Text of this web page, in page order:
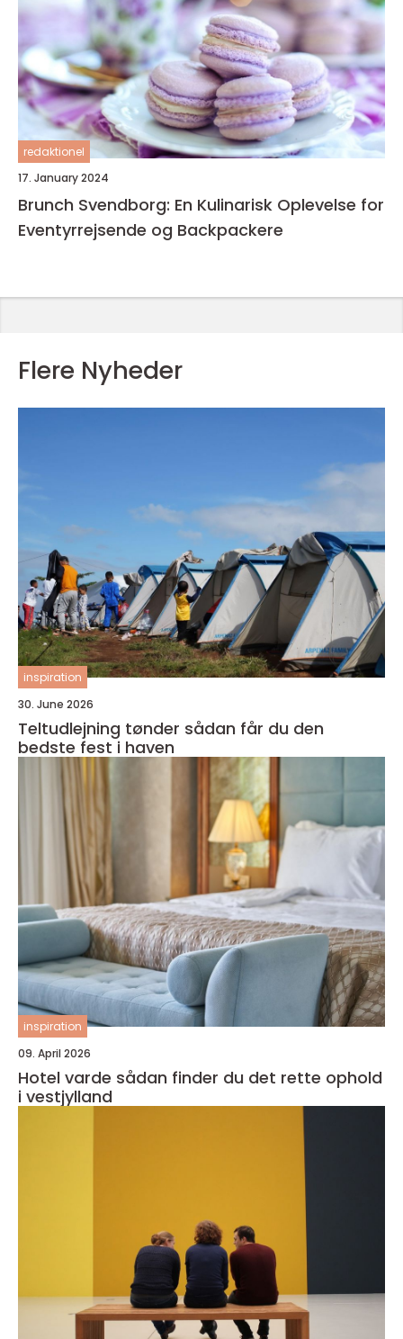
redaktionel
17. January 2024
Brunch Svendborg: En Kulinarisk Oplevelse for
Eventyrrejsende og Backpackere
Flere Nyheder
inspiration
30. June 2026
Teltudlejning tønder sådan får du den
bedste fest i haven
inspiration
09. April 2026
Hotel varde sådan finder du det rette ophold
i vestjylland